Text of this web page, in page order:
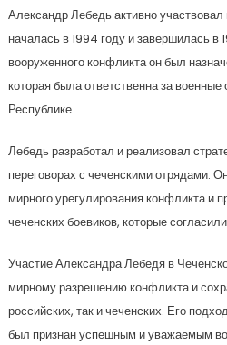
Александр Лебедь активно участвовал
началась в 1994 году и завершилась в
вооруженного конфликта он был
которая была ответственна за
Республике.
Лебедь разработал и реализовал
переговорах с чеченскими отрядами.
мирного урегулирования конфликта и
чеченских боевиков, которые
Участие Александра Лебедя в
мирному разрешению конфликта и
российских, так и чеченских. Его
был признан успешным и уважаемым во